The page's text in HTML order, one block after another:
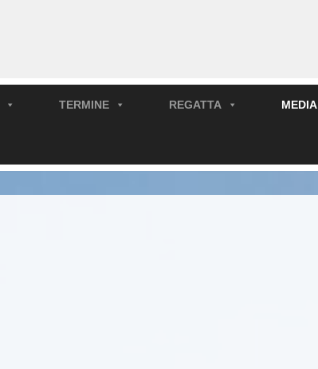
TERMINE REGATTA MEDIA